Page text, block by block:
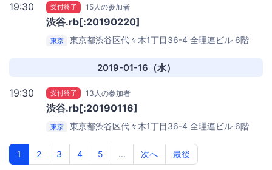
19:30 受付終了 15人の参加者
渋谷.rb[:20190220]
東京
東京都渋谷区代々木1丁目36-4 全理連ビル 6階
2019-01-16（水）
19:30 受付終了 13人の参加者
渋谷.rb[:20190116]
東京
東京都渋谷区代々木1丁目36-4 全理連ビル 6階
1
2 3 4 5 ... 次へ 最後